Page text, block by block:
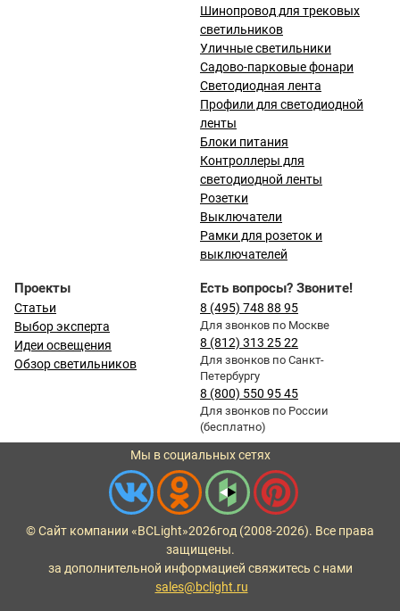
Шинопровод для трековых
светильников
Уличные светильники
Садово-парковые фонари
Светодиодная лента
Профили для светодиодной
ленты
Блоки питания
Контроллеры для
светодиодной ленты
Розетки
Выключатели
Рамки для розеток и
выключателей
Проекты
Статьи
Выбор эксперта
Идеи освещения
Обзор светильников
Есть вопросы? Звоните!
8 (495) 748 88 95
Для звонков по Москве
8 (812) 313 25 22
Для звонков по Санкт-
Петербургу
8 (800) 550 95 45
Для звонков по России
(бесплатно)
Мы в социальных сетях
© Сайт компании «BCLight»2026год (2008-2026). Все права
защищены.
за дополнительной информацией свяжитесь с нами
sales@bclight.ru